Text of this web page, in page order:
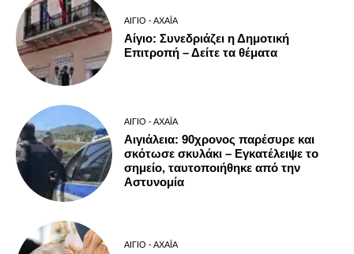
ΑΊΓΙΟ - ΑΧΑΪ́Α
Αίγιο: Συνεδριάζει η Δημοτική
Επιτροπή – Δείτε τα θέματα
ΑΊΓΙΟ - ΑΧΑΪ́Α
Αιγιάλεια: 90χρονος παρέσυρε και
σκότωσε σκυλάκι – Εγκατέλειψε το
σημείο, ταυτοποιήθηκε από την
Αστυνομία
ΑΊΓΙΟ - ΑΧΑΪ́Α